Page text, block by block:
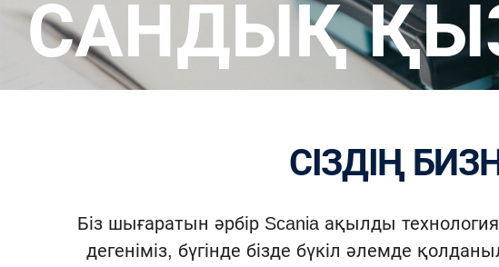
САНДЫҚ
СІЗДІҢ
Біз шығаратын әрбір Scania ақылды
дегеніміз, бүгінде бізде бүкіл әлемде